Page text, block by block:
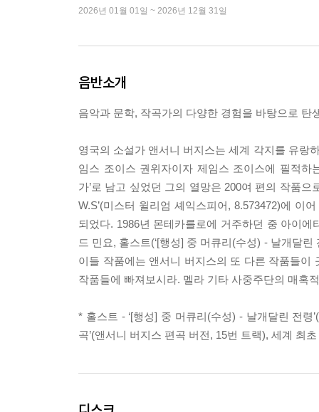
2026년 01월 01일 ~ 2026년 12월 31일
음반소개
음악과 문학, 작곡가의 다양한 경험을 바탕으로 탄
영국의 소설가 앤서니 버지스는 세계 각지를 유랑
임스 조이스 권위자이자 제임스 조이스에 필적하
가’로 남고 싶었던 그의 열망은 200여 편의 작품
W.S’(미스터 윌리엄 셰익스피어, 8.573472)에 이
되었다. 1986년 몬테카를로에 거주하던 중 아이
드 민요, 홀스트(‘[행성] 중 머큐리(수성) - 날개달
이들 작품에는 앤서니 버지스의 또 다른 작품들
작품들에 빠져보시라. 멜라 기타 사중주단의 매혹
* 홀스트 - ‘[행성] 중 머큐리(수성) - 날개달린 전령
곡’(앤서니 버지스 편곡 버전, 15번 트랙), 세계 최